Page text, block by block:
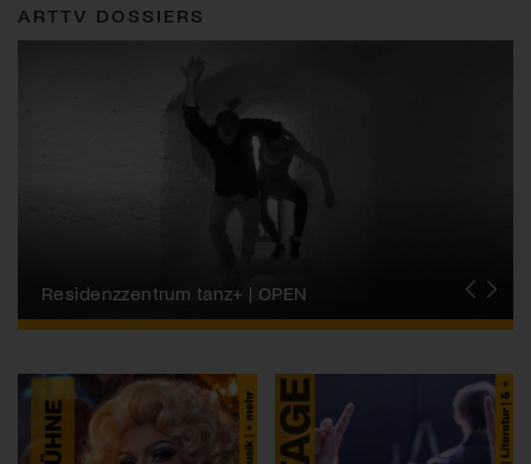
ARTTV DOSSIERS
Migros-Kulturprozent | Tanzfestival Steps
Residenzzentrum tanz+ | OPEN
Tanzszene Schweiz